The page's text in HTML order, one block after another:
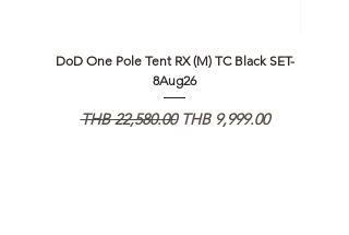
DoD One Pole Tent RX (M) TC Black SET-
8Aug26
通常価格
THB 22,580.00 セール価格
THB 9,999.00